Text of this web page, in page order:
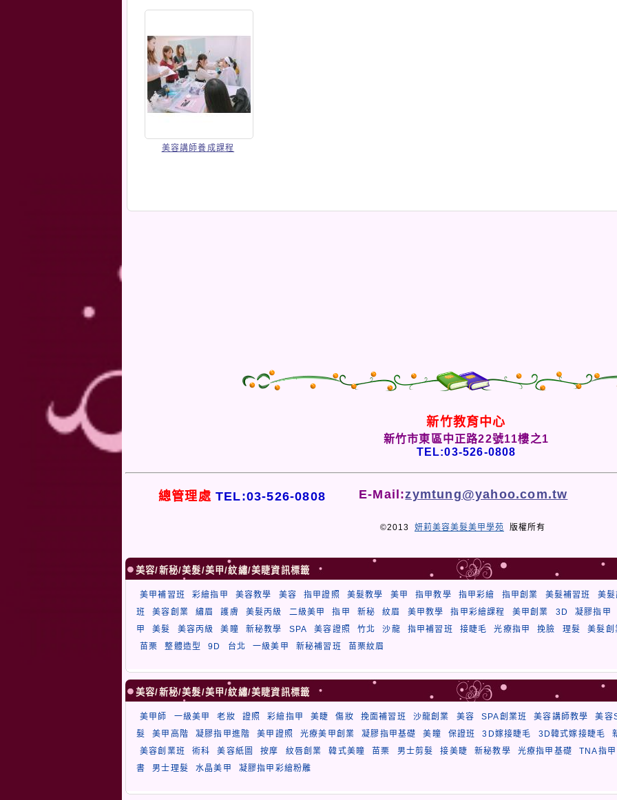
美容講師養成課程
新竹教育中心
新竹市東區中正路22號11樓之1
TEL:03-526-0808
總管理處 TEL:03-526-0808 E-Mail:zymtung@yahoo.com.tw
©2013 妍莉美容美髮美甲學苑 版權所有
美容/新秘/美髮/美甲/紋繡/美睫資訊標籤
美甲補習班 彩繪指甲 美容教學 美容 指甲證照 美髮教學 美甲 指甲教學 指甲彩繪 指甲創業 美髮補習班
美
班
美容創業 繡眉 護膚 美髮丙級 二級美甲 指甲 新秘 紋眉 美甲教學 指甲彩繪課程 美甲創業 3D
凝膠指甲
甲
美髮 美容丙級 美瞳 新秘教學 SPA 美容證照 竹北 沙龍 指甲補習班 接睫毛 光療指甲 挽臉 理髮
美髮創
苗栗
整體造型 9D 台北 一級美甲 新秘補習班 苗栗紋眉
美容/新秘/美髮/美甲/紋繡/美睫資訊標籤
美甲師 一級美甲 老妝 證照 彩繪指甲 美睫 傷妝 挽面補習班 沙龍創業 美容 SPA創業班 美容講師教學
美容
髮
美甲高階 凝膠指甲進階 美甲證照 光療美甲創業 凝膠指甲基礎 美瞳 保證班 3D嫁接睫毛 3D韓式嫁接睫毛
美容創業班
術科 美容紙圖 按摩 紋唇創業 韓式美瞳 苗栗 男士剪髮 接美睫 新秘教學 光療指甲基礎
TNA指甲
書
男士理髮 水晶美甲 凝膠指甲彩繪粉雕